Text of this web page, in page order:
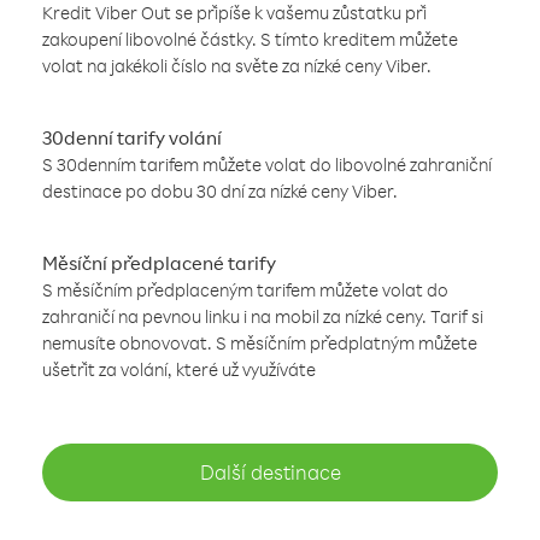
Kredit Viber Out se připíše k vašemu zůstatku při
zakoupení libovolné částky. S tímto kreditem můžete
volat na jakékoli číslo na světe za nízké ceny Viber.
30denní tarify volání
S 30denním tarifem můžete volat do libovolné zahraniční
destinace po dobu 30 dní za nízké ceny Viber.
Měsíční předplacené tarify
S měsíčním předplaceným tarifem můžete volat do
zahraničí na pevnou linku i na mobil za nízké ceny. Tarif si
nemusíte obnovovat. S měsíčním předplatným můžete
ušetřit za volání, které už využíváte
Další destinace